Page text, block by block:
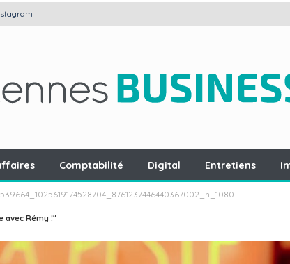
Comptabilité Digital Entretiens
avec Rémy !"